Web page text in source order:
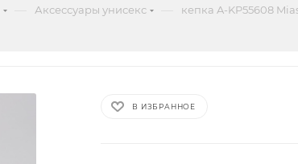
Аксессуары унисекс кепка A-KP55608
В ИЗБРАННОЕ